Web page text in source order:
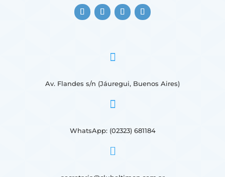

Av. Flandes s/n (Jáuregui, Buenos Aires)

WhatsApp: (02323) 681184
